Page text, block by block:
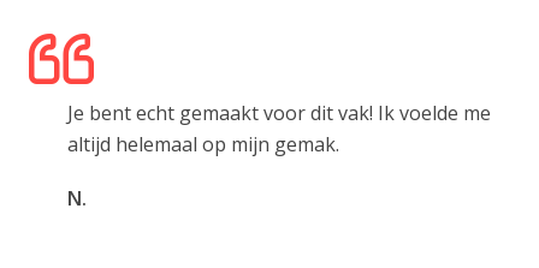
Je bent echt gemaakt voor dit vak! Ik voelde me
altijd helemaal op mijn gemak.
N.